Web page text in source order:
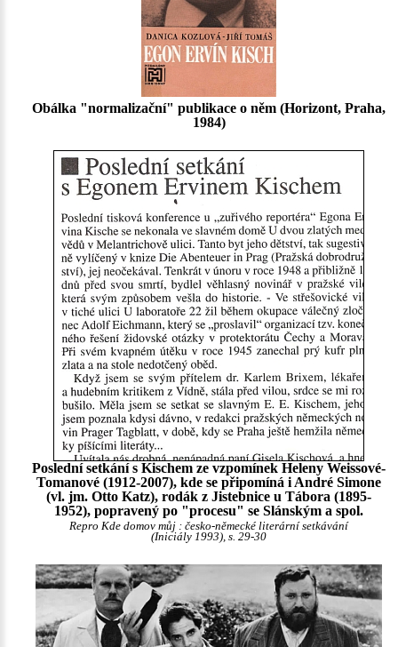
Obálka "normalizační" publikace o něm (Horizont, Praha,
1984)
Poslední setkání s Kischem ze vzpomínek Heleny Weissové-
Tomanové (1912-2007), kde se připomíná i André Simone
(vl. jm. Otto Katz), rodák z Jistebnice u Tábora (1895-
1952), popravený po "procesu" se Slánským a spol.
Repro Kde domov můj : česko-německé literární setkávání
(Iniciály 1993), s. 29-30